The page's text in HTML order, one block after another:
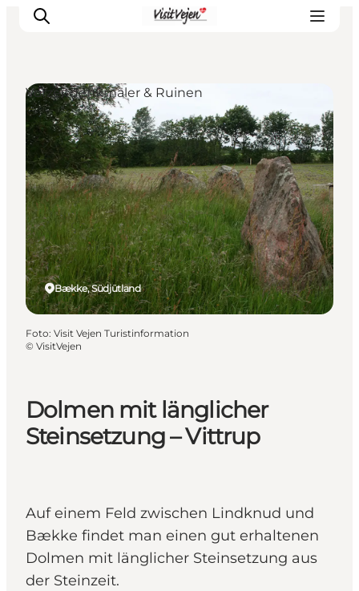
Restaurants
Schlafen
Nature
Städte
Events
Explore
Dolmen mit länglicher
Steinsetzung – Vittrup
Auf einem Feld zwischen Lindknud und
Bække findet man einen gut erhaltenen
Dolmen mit länglicher Steinsetzung aus
der Steinzeit.
Bække, Südjütland
Vorzeitdenkmäler & Ruinen
Foto: Visit Vejen Turistinformation
© VisitVejen